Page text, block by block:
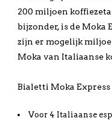
200 miljoen
bijzonder, is de Moka
zijn er mogelijk
Moka van Italiaanse
Bialetti Moka Express
Voor 4 Italiaanse